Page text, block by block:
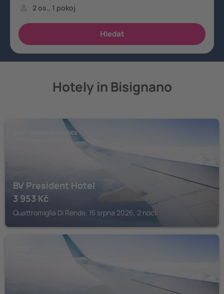
Hotely in Bisignano
QUATTROMIGLIA DI RENDE
BV President Hotel
3 953 Kč
Quattromiglia Di Rende, 15 srpna 2026, 2 noci